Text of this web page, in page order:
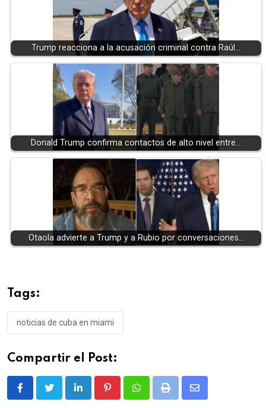
Trump reacciona a la acusación criminal contra Raúl…
Donald Trump confirma contactos de alto nivel entre…
Otaola advierte a Trump y a Rubio por conversaciones…
Tags:
noticias de cuba en miami
Compartir el Post:
LinkedIn PinterestWhatsappPrint
Share